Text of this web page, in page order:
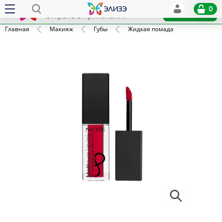
x
Открыть в приложении
Установить
0
Главная Макияж Губы Жидкая помада